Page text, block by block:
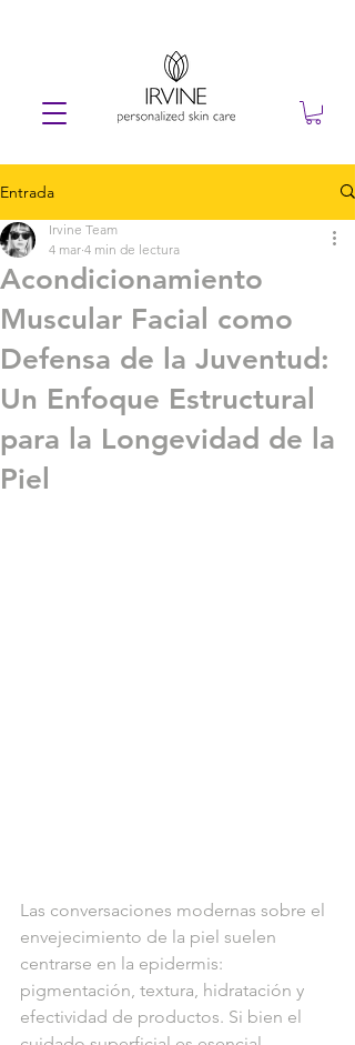
Entrada
Acondicionamiento
Muscular Facial como
Defensa de la Juventud:
Un Enfoque Estructural
para la Longevidad de la
Piel
Irvine Team
4 mar 4 min de lectura
Las conversaciones modernas sobre el
envejecimiento de la piel suelen
centrarse en la epidermis:
pigmentación, textura, hidratación y
efectividad de productos. Si bien el